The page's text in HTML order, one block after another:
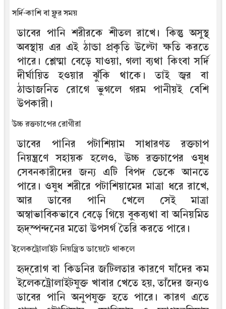
সর্দি-কাশি বা ফ্লুর সময়
ডাবের পানি শরীরকে শীতল রাখে। কিন্তু অসুস্থ
অবস্থায় এর এই ঠান্ডা প্রকৃতি উল্টো ক্ষতি করতে
পারে। শ্লেষ্মা বেড়ে যাওয়া, গলা ব্যথা কিংবা সর্দি
দীর্ঘায়িত হওয়ার ঝুঁকি থাকে। তাই জ্বর বা
ঠান্ডাজনিত রোগে ভুগলে গরম পানীয়ই বেশি
উপকারী।
উচ্চ রক্তচাপের রোগীরা
ডাবের পানির পটাশিয়াম সাধারণত রক্তচাপ
নিয়ন্ত্রণে সহায়ক হলেও, উচ্চ রক্তচাপের ওষুধ
সেবনকারীদের জন্য এটি বিপদ ডেকে আনতে
পারে। ওষুধ শরীরে পটাশিয়ামের মাত্রা ধরে রাখে,
আর ডাবের পানি খেলে সেই মাত্রা
অস্বাভাবিকভাবে বেড়ে গিয়ে বুকব্যথা বা অনিয়মিত
হৃদ্‌স্পন্দনের মতো উপসর্গ তৈরি করতে পারে।
ইলেকট্রোলাইট নিয়ন্ত্রিত ডায়েটে থাকলে
হৃদ্‌রোগ বা কিডনির জটিলতার কারণে যাঁদের কম
ইলেকট্রোলাইটযুক্ত খাবার খেতে হয়, তাঁদের জন্যও
ডাবের পানি অনুপযুক্ত হতে পারে। কারণ এতে